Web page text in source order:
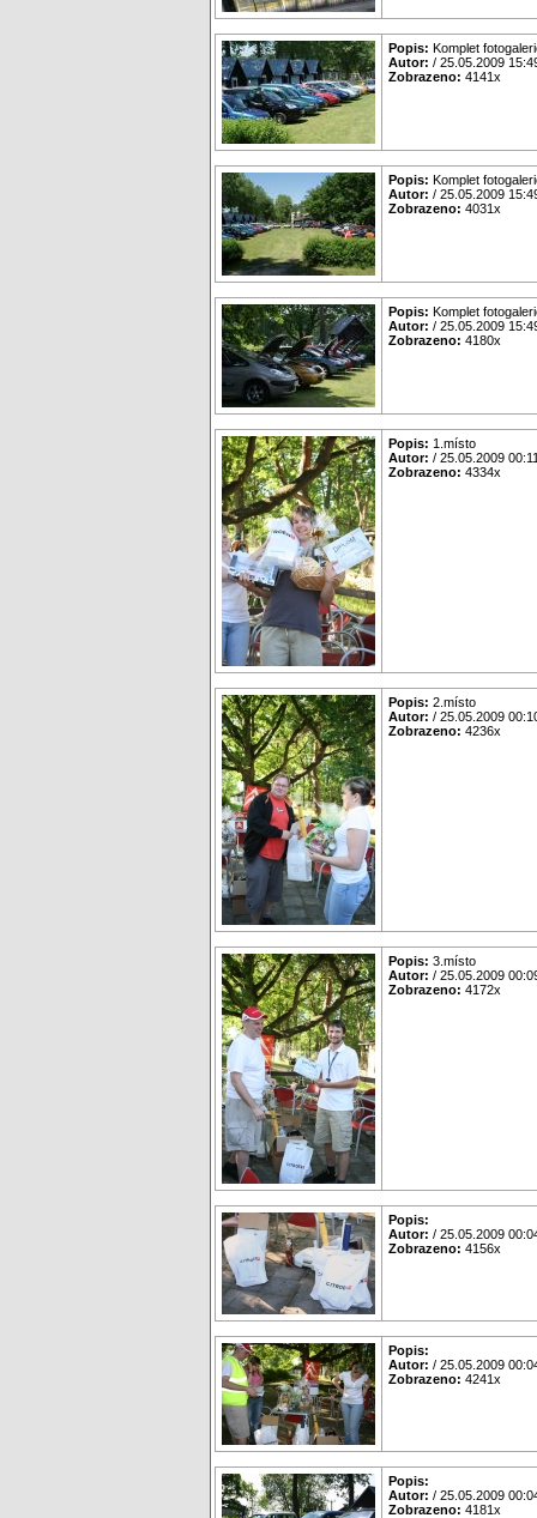
Popis: Komplet
Autor: / 25.05.2009
Zobrazeno: 4141x
Popis: Komplet
Autor: / 25.05.2009
Zobrazeno: 4031x
Popis: Komplet
Autor: / 25.05.2009
Zobrazeno: 4180x
Popis: 1.místo
Autor: / 25.05.2009
Zobrazeno: 4334x
Popis: 2.místo
Autor: / 25.05.2009
Zobrazeno: 4236x
Popis: 3.místo
Autor: / 25.05.2009
Zobrazeno: 4172x
Popis:
Autor: / 25.05.2009
Zobrazeno: 4156x
Popis:
Autor: / 25.05.2009
Zobrazeno: 4241x
Popis:
Autor: / 25.05.2009
Zobrazeno: 4181x